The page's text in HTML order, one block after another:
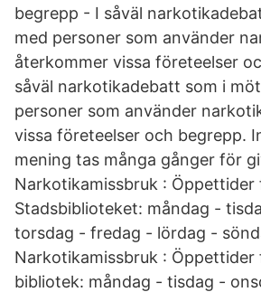
begrepp - I såväl
med personer som använder
återkommer vissa företeelser
såväl narkotikadebatt som i
personer som använder
vissa företeelser och begrepp.
mening tas många gånger för
Narkotikamissbruk : Öppettider
Stadsbiblioteket: måndag -
torsdag - fredag - lördag -
Narkotikamissbruk : Öppettider
bibliotek: måndag - tisdag -